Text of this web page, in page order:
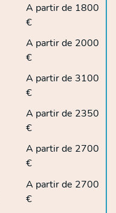
A partir de 1800
€
A partir de 2000
€
A partir de 3100
€
A partir de 2350
€
A partir de 2700
€
A partir de 2700
€